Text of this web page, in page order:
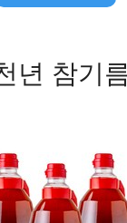
년 참기